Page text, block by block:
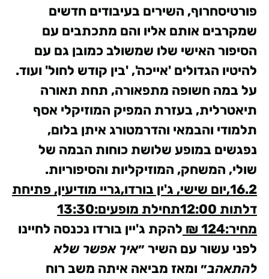
פורטיסחרוף, השירים בעיבודים חדשים
שמקרבים אותם אליו והם מתכתבים עם
הסיפור האישי שלו שמשולב כמובן גם עם
להיטיו הגדולים 'אייכה', 'בין קודש לחול' ועוד.
על במה חשופה מתפאורה, תחת תאורה
תיאטרלית, בעזרת המפיק המוזיקלי אסף
תלמודי והבמאי והדרמטורג איתן בלום,
נפגשים במופע שלושת כוחות הבמה של
שולי, המשחק, המוזיקליות והסיפוריות.
16.2,יום שישי, ג'ין בורדו,גריי מודיעין, פתיחת
דלתות 12:00תחילת מופעים:13:30
מחיר:124 ₪
להקת ג'יין בורדו נכנסה לחיינו
לפני עשור עם השיר ״איך אפשר שלא
להתאהב״ ומאז מביאה איתה משב רוח